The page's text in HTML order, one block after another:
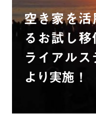
空き家を
るお試し
ライアル
より実施！